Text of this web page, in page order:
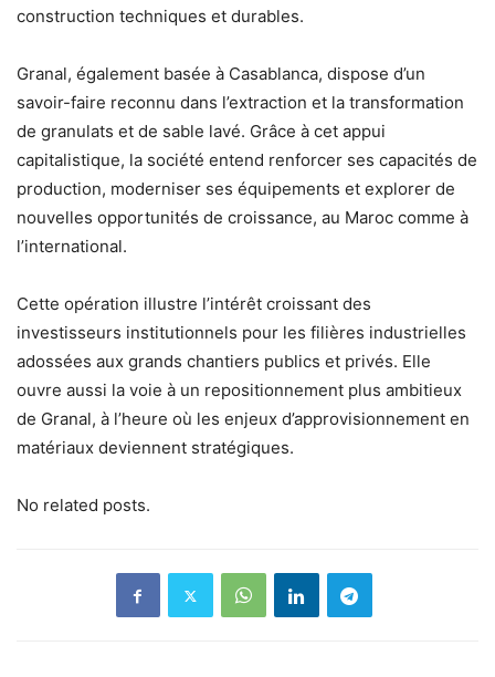
construction techniques et durables.
Granal, également basée à Casablanca, dispose d’un
savoir-faire reconnu dans l’extraction et la transformation
de granulats et de sable lavé. Grâce à cet appui
capitalistique, la société entend renforcer ses capacités de
production, moderniser ses équipements et explorer de
nouvelles opportunités de croissance, au Maroc comme à
l’international.
Cette opération illustre l’intérêt croissant des
investisseurs institutionnels pour les filières industrielles
adossées aux grands chantiers publics et privés. Elle
ouvre aussi la voie à un repositionnement plus ambitieux
de Granal, à l’heure où les enjeux d’approvisionnement en
matériaux deviennent stratégiques.
No related posts.